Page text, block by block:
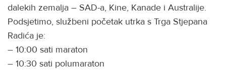
dalekih zemalja – SAD-a, Kine, Kanade i Australije.
Podsjetimo, službeni početak utrka s Trga Stjepana
Radića je:
– 10:00 sati maraton
– 10:30 sati polumaraton